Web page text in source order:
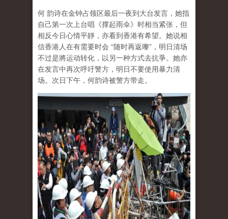
何 韵诗在金钟占领区最后一夜到大台发言，她指
自己第一次上台唱《撑起雨伞》时相当紧张，但
相反今日心情平靜，亦看到香港有希望。她说相
信香港人在有需要时会 “随时再返嚟”，明日清场
不过是將运动转化，以另一种方式去抗爭。她亦
在发言中再次呼吁警方，明日不要使用暴力清
场。次日下午，何韵诗被警方带走。